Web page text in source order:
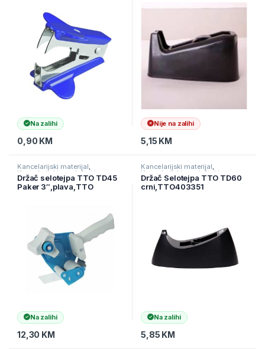
Na zalihi
0,90 KM
Nije na zalihi
5,15 KM
Kancelarijski materijal,
Kancelarijski namještaj i
materijal,Ostali kancelarijski
materijal
Držač selotejpa TTO TD45
Paker 3″,plava,TTO
Na zalihi
12,30 KM
Kancelarijski materijal,
Kancelarijski namještaj i
materijal,Ostali kancelarijski
materijal
Držač Selotejpa TTO TD60
crni,TTO403351
Na zalihi
5,85 KM